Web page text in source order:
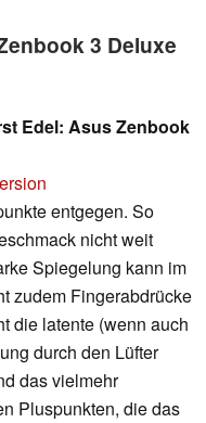
3 Deluxe
Edel: Asus Zenbook
entgegen. So
nicht weit
Spiegelung kann im
zudem Fingerabdrücke
die latente (wenn auch
durch den Lüfter
das vielmehr
Pluspunkten, die das